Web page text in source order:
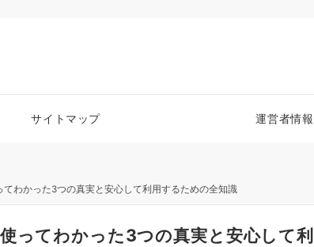
サイトマップ 運営者情報
てわかった3つの真実と安心して利用するための全知識
ってわかった3つの真実と安心して利